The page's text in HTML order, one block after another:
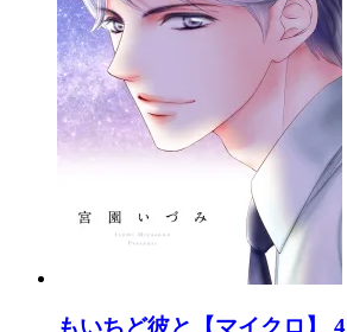
もいちど彼と【マイクロ】 4